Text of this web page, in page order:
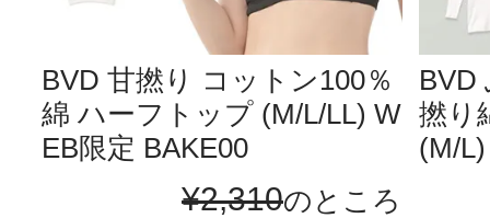
BVD 甘撚り コットン100％
綿 ハーフトップ (M/L/LL) W
EB限定 BAKE00
¥2,310のところ
BVD
撚り
(M/